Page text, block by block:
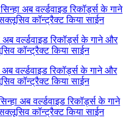
सिन्हा अब वर्ल्डवाइड रिकॉर्ड्स के गाने
कॉन्ट्रैक्ट किया साईन
अब वर्ल्डवाइड रिकॉर्ड्स के गाने और
कॉन्ट्रैक्ट किया साईन
अब वर्ल्डवाइड रिकॉर्ड्स के गाने और
कॉन्ट्रैक्ट किया साईन
अब वर्ल्डवाइड रिकॉर्ड्स के गाने
कॉन्ट्रैक्ट किया साईन